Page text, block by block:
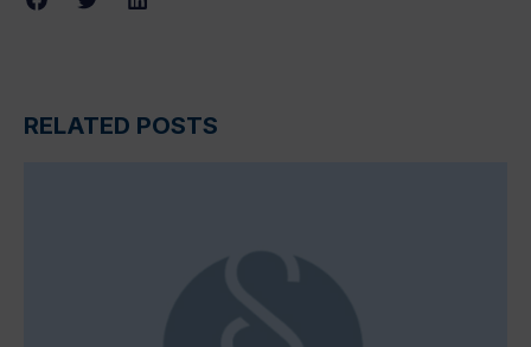
RELATED POSTS